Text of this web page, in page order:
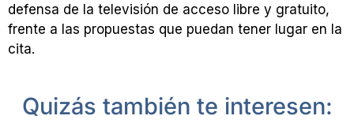
defensa de la televisión de acceso libre y gratuito,
frente a las propuestas que puedan tener lugar en la
cita.
Quizás también te interesen: